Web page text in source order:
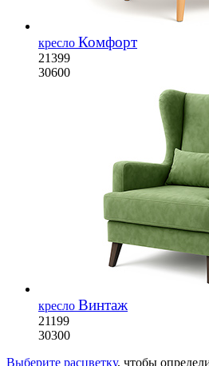
кресло Комфорт
21399
30600
кресло Винтаж
21199
30300
Выберите расцветку, чтобы